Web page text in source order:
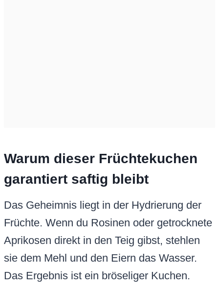
Warum dieser Früchtekuchen
garantiert saftig bleibt
Das Geheimnis liegt in der Hydrierung der
Früchte. Wenn du Rosinen oder getrocknete
Aprikosen direkt in den Teig gibst, stehlen
sie dem Mehl und den Eiern das Wasser.
Das Ergebnis ist ein bröseliger Kuchen.